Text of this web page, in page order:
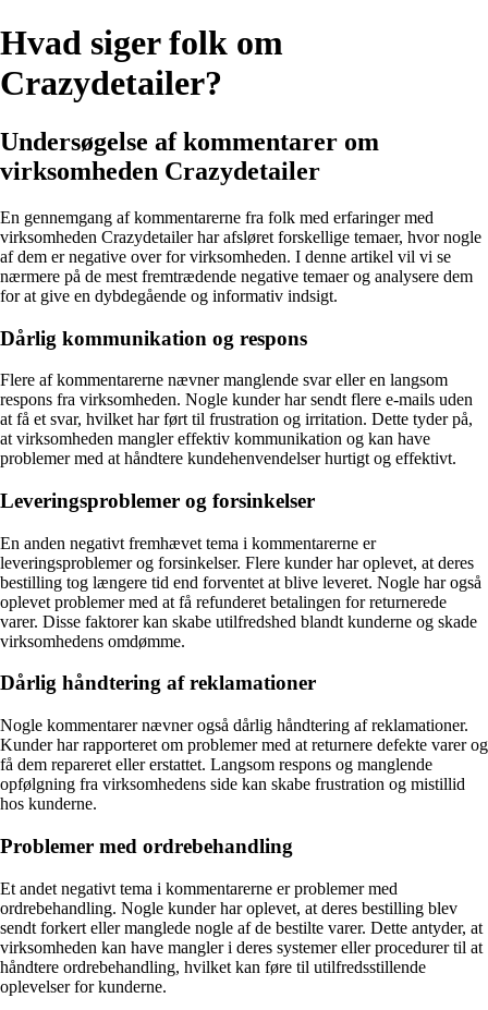
Hvad siger folk om
Crazydetailer?
Undersøgelse af kommentarer om
virksomheden Crazydetailer
En gennemgang af kommentarerne fra folk med erfaringer med
virksomheden Crazydetailer har afsløret forskellige temaer, hvor nogle
af dem er negative over for virksomheden. I denne artikel vil vi se
nærmere på de mest fremtrædende negative temaer og analysere dem
for at give en dybdegående og informativ indsigt.
Dårlig kommunikation og respons
Flere af kommentarerne nævner manglende svar eller en langsom
respons fra virksomheden. Nogle kunder har sendt flere e-mails uden
at få et svar, hvilket har ført til frustration og irritation. Dette tyder på,
at virksomheden mangler effektiv kommunikation og kan have
problemer med at håndtere kundehenvendelser hurtigt og effektivt.
Leveringsproblemer og forsinkelser
En anden negativt fremhævet tema i kommentarerne er
leveringsproblemer og forsinkelser. Flere kunder har oplevet, at deres
bestilling tog længere tid end forventet at blive leveret. Nogle har også
oplevet problemer med at få refunderet betalingen for returnerede
varer. Disse faktorer kan skabe utilfredshed blandt kunderne og skade
virksomhedens omdømme.
Dårlig håndtering af reklamationer
Nogle kommentarer nævner også dårlig håndtering af reklamationer.
Kunder har rapporteret om problemer med at returnere defekte varer og
få dem repareret eller erstattet. Langsom respons og manglende
opfølgning fra virksomhedens side kan skabe frustration og mistillid
hos kunderne.
Problemer med ordrebehandling
Et andet negativt tema i kommentarerne er problemer med
ordrebehandling. Nogle kunder har oplevet, at deres bestilling blev
sendt forkert eller manglede nogle af de bestilte varer. Dette antyder, at
virksomheden kan have mangler i deres systemer eller procedurer til at
håndtere ordrebehandling, hvilket kan føre til utilfredsstillende
oplevelser for kunderne.